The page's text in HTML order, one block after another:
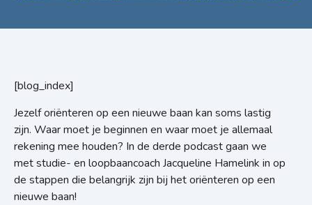
[blog_index]
Jezelf oriënteren op een nieuwe baan kan soms lastig
zijn. Waar moet je beginnen en waar moet je allemaal
rekening mee houden? In de derde podcast gaan we
met studie- en loopbaancoach Jacqueline Hamelink in op
de stappen die belangrijk zijn bij het oriënteren op een
nieuwe baan!